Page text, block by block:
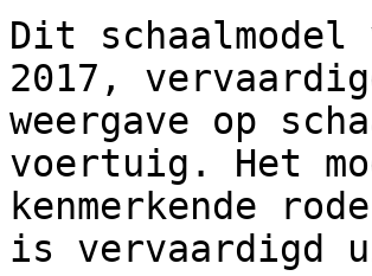
Dit schaalmodel
2017,
weergave op
voertuig. Het
kenmerkende
is vervaardigd